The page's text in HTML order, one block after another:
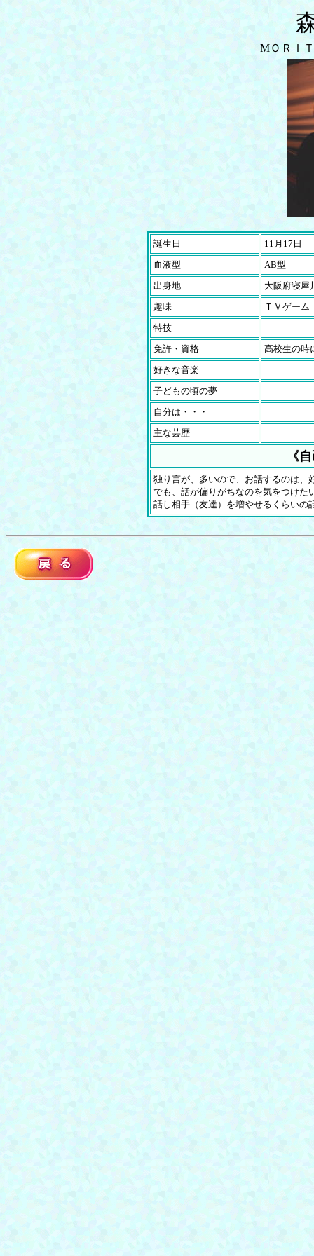
MＯＲＩ
誕生日
11月17日
血液型
AB型
出身地
大阪府寝屋
趣味
ＴＶゲーム
特技
免許・資格
高校生の時
好きな音楽
子どもの頃の夢
自分は・・・
主な芸歴
《
独り言が、多いので、お話するのは、
でも、話が偏りがちなのを気をつけた
話し相手（友達）を増やせるくらいの